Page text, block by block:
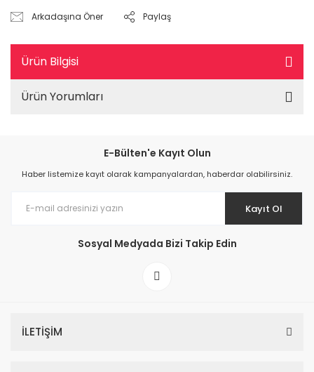
Arkadaşına Öner Paylaş
Ürün Bilgisi
Ürün Yorumları
E-Bülten'e Kayıt Olun
Haber listemize kayıt olarak kampanyalardan, haberdar olabilirsiniz.
Kayıt Ol
Sosyal Medyada Bizi Takip Edin
İLETİŞİM